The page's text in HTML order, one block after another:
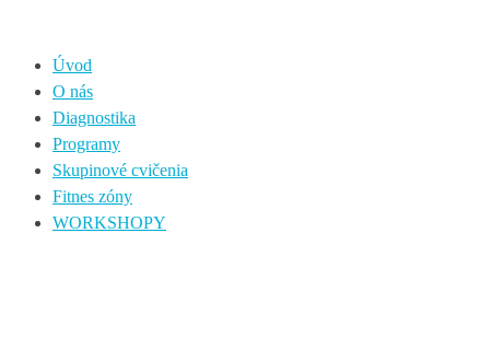
Úvod
O nás
Diagnostika
Programy
Skupinové cvičenia
Fitnes zóny
WORKSHOPY